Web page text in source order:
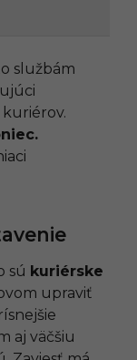
službám
sú kuriérske
upraviť
aj väčšiu